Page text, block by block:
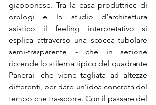
giapponese. Tra la casa produttrice di
orologi e lo studio d’architettura
asiatico il feeling interpretativo si
esplica attraverso una scocca tubolare
semi-trasparente - che in sezione
riprende lo stilema tipico del quadrante
Panerai -che viene tagliata ad altezze
differenti, per dare un’idea concreta del
tempo che tra-scorre. Con il passare del